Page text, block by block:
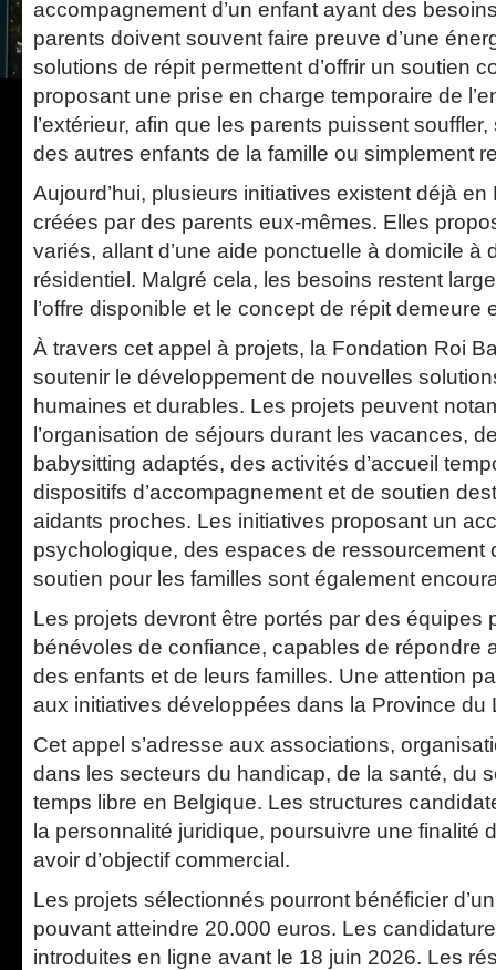
accompagnement d’un enfant ayant des
parents doivent souvent faire preuve d’une
solutions de répit permettent d’offrir un soutien
proposant une prise en charge temporaire de
l’extérieur, afin que les parents puissent
des autres enfants de la famille ou simplement
Aujourd’hui, plusieurs initiatives existent déjà
créées par des parents eux-mêmes. Elles
variés, allant d’une aide ponctuelle à domicile à
résidentiel. Malgré cela, les besoins restent
l’offre disponible et le concept de répit demeure
À travers cet appel à projets, la Fondation Roi
soutenir le développement de nouvelles
humaines et durables. Les projets peuvent
l’organisation de séjours durant les vacances,
babysitting adaptés, des activités d’accueil
dispositifs d’accompagnement et de soutien
aidants proches. Les initiatives proposant un
psychologique, des espaces de ressourcement
soutien pour les familles sont également
Les projets devront être portés par des équipes
bénévoles de confiance, capables de répondre
des enfants et de leurs familles. Une attention
aux initiatives développées dans la Province du
Cet appel s’adresse aux associations,
dans les secteurs du handicap, de la santé, du
temps libre en Belgique. Les structures
la personnalité juridique, poursuivre une finalité
avoir d’objectif commercial.
Les projets sélectionnés pourront bénéficier
pouvant atteindre 20.000 euros. Les
introduites en ligne avant le 18 juin 2026. Les